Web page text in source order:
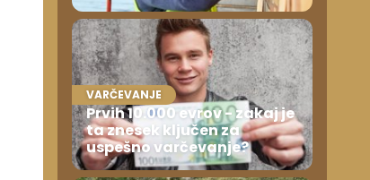
VARČEVANJE
Prvih 10.000 evrov - zakaj je
ta znesek ključen za
uspešno varčevanje?